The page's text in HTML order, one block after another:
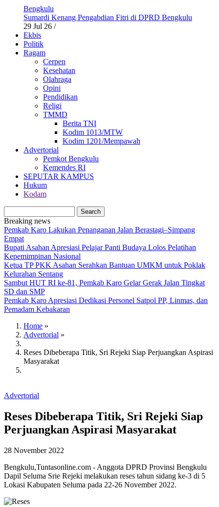
Bengkulu
Sumardi Kenang Pengabdian Fitri di DPRD Bengkulu
29 Jul 26 /
Ekbis
Politik
Ragam
Cerpen
Kesehatan
Olahraga
Opini
Pendidikan
Religi
TMMD
Berita TNI
Kodim 1013/MTW
Kodim 1201/Mempawah
Advertorial
Pemkot Bengkulu
Kemendes RI
SEPUTAR KAMPUS
Hukum
Kodam
Breaking news
Pemkab Karo Lakukan Penanganan Jalan Berastagi–Simpang
Empat
Bupati Asahan Apresiasi Pelajar Panti Budaya Lolos Pelatihan
Kepemimpinan Nasional
Ketua TP PKK Asahan Serahkan Bantuan UMKM untuk Poklak
Kelurahan Sentang
Sambut HUT RI ke-81, Pemkab Karo Gelar Gerak Jalan Tingkat
SD dan SMP
Pemkab Karo Apresiasi Dedikasi Personel Satpol PP, Linmas, dan
Pemadam Kebakaran
Breadcrumb
Home »
Advertorial »
Reses Dibeberapa Titik, Sri Rejeki Siap Perjuangkan Aspirasi
Masyarakat
Advertorial
Reses Dibeberapa Titik, Sri Rejeki Siap
Perjuangkan Aspirasi Masyarakat
28 November 2022
Bengkulu,Tuntasonline.com - Anggota DPRD Provinsi Bengkulu
Dapil Seluma Srie Rejeki melakukan reses tahun sidang ke-3 di 5
Lokasi Kabupaten Seluma pada 22-26 November 2022.